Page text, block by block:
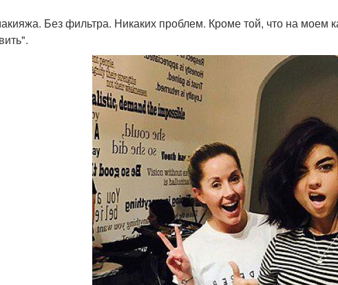
Без фильтра. Никаких проблем. Кроме той, что на